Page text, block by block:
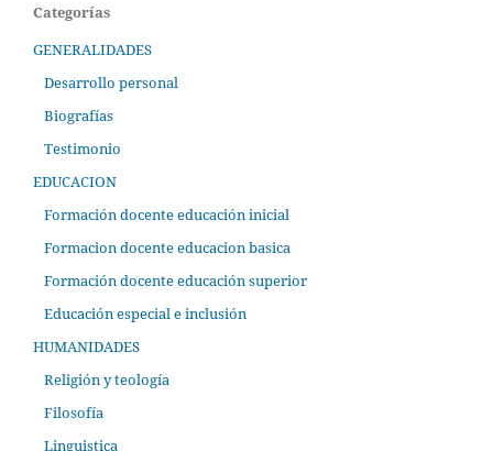
Categorías
GENERALIDADES
Desarrollo personal
Biografías
Testimonio
EDUCACION
Formación docente educación inicial
Formacion docente educacion basica
Formación docente educación superior
Educación especial e inclusión
HUMANIDADES
Religión y teología
Filosofía
Linguistica